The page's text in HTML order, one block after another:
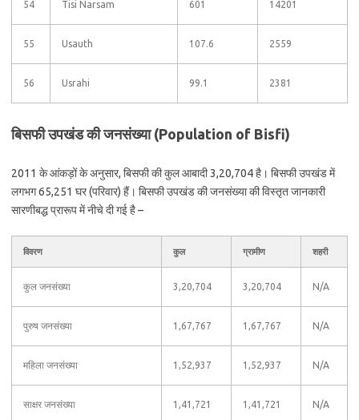
54 Tisi Narsam 601 14201
55 Usauth 107.6 2559
56 Usrahi 99.1 2381
बिसफी उपखंड की जनसंख्या (Population of Bisfi)
2011 के आंकड़ों के अनुसार, बिसफी की कुल आबादी 3,20,704 है। बिसफी उपखंड में
लगभग 65,251 घर (परिवार) हैं। बिसफी उपखंड की जनसंख्या की विस्तृत जानकारी
सारणीबद्ध प्रारूप में नीचे दी गई है –
विवरण कुल ग्रामीण शहरी
कुल जनसंख्या 3,20,704 3,20,704 N/A
पुरुष जनसंख्या 1,67,767 1,67,767 N/A
महिला जनसंख्या 1,52,937 1,52,937 N/A
साक्षर जनसंख्या 1,41,721 1,41,721 N/A